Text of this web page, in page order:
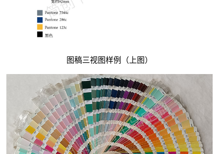
图稿三视图样例（上图）